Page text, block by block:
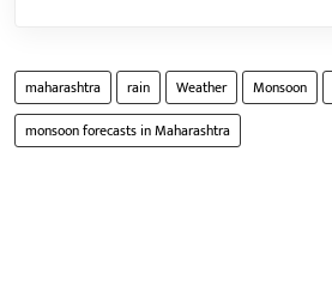
maharashtra rain Weather Monsoon
monsoon forecasts in Maharashtra